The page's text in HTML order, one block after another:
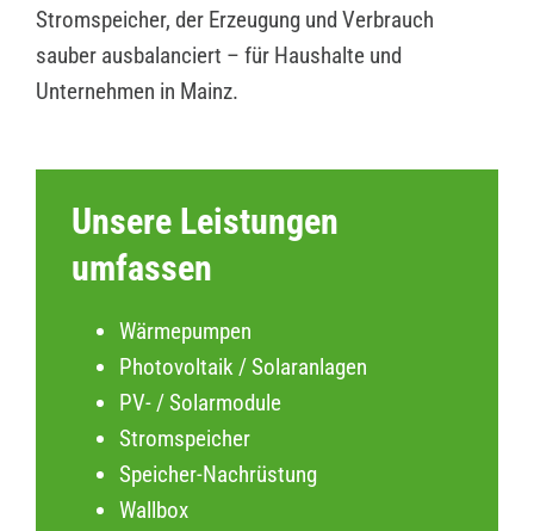
Stromspeicher, der Erzeugung und Verbrauch
sauber ausbalanciert – für Haushalte und
Unternehmen in Mainz.
Unsere Leistungen
umfassen
Wärmepumpen
Photovoltaik / Solaranlagen
PV- / Solarmodule
Stromspeicher
Speicher-Nachrüstung
Wallbox